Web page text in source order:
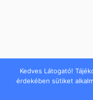
Kedves Látogató!
érdekében sütiket